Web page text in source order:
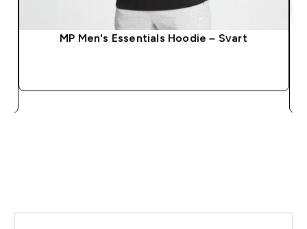
MP Men's Essentials Hoodie – Svart